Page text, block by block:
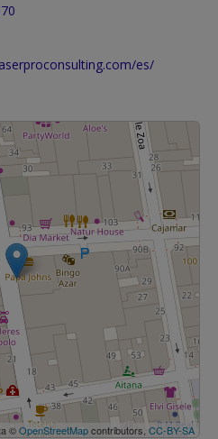
es/
©OpenStreetMapcontributors, CC-BY-SA